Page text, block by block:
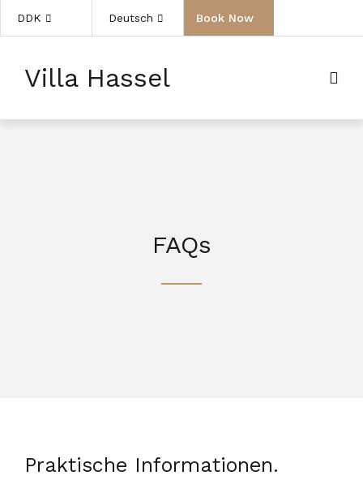
DDK Deutsch Book Now
Villa Hassel
FAQs
Praktische Informationen.